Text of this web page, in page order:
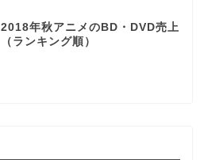
2018年秋アニメのBD・DVD売上
（ランキング順）